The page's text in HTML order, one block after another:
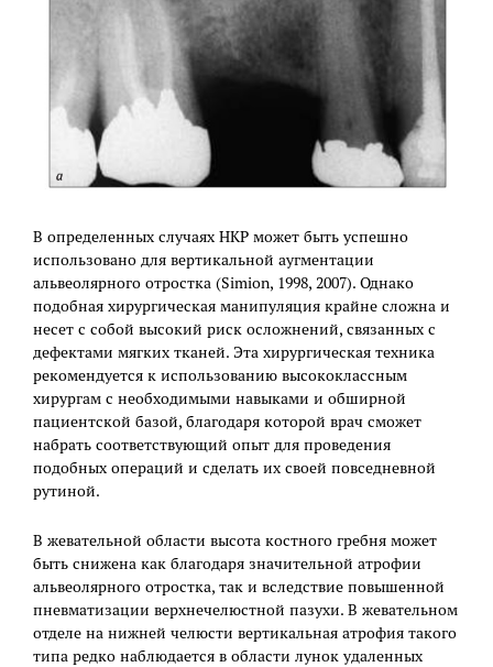
В определенных случаях НКР может быть успешно
использовано для вертикальной аугментации
альвеолярного отростка (Simion, 1998, 2007). Однако
подобная хирургическая манипуляция крайне сложна и
несет с собой высокий риск осложнений, связанных с
дефектами мягких тканей. Эта хирургическая техника
рекомендуется к использованию высококлассным
хирургам с необходимыми навыками и обширной
пациентской базой, благодаря которой врач сможет
набрать соответствующий опыт для проведения
подобных операций и сделать их своей повседневной
рутиной.
В жевательной области высота костного гребня может
быть снижена как благодаря значительной атрофии
альвеолярного отростка, так и вследствие повышенной
пневматизации верхнечелюстной пазухи. В жевательном
отделе на нижней челюсти вертикальная атрофия такого
типа редко наблюдается в области лунок удаленных